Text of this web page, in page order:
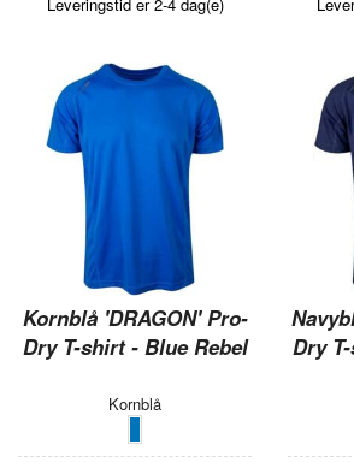
Kornblå 'DRAGON' Pro-
Dry T-shirt - Blue Rebel
Kornblå
Dry